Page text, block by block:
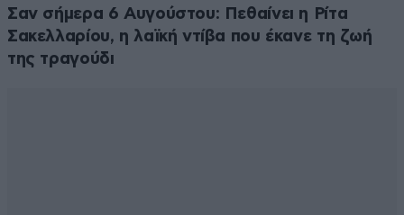
Σαν σήμερα 6 Αυγούστου: Πεθαίνει η Ρίτα
Σακελλαρίου, η λαϊκή ντίβα που έκανε τη ζωή
της τραγούδι